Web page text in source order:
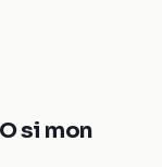
si mon